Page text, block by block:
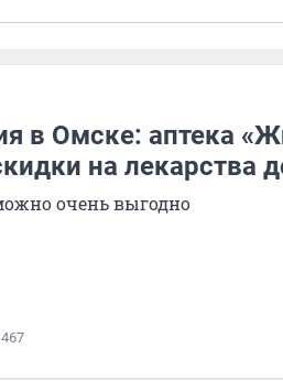
в Омске: аптека
на лекарства
очень выгодно